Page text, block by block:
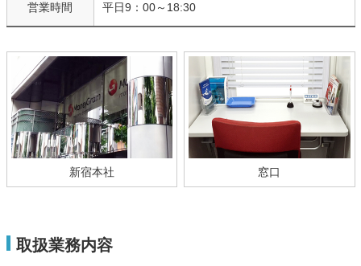
営業時間 平日9：00～18:30
新宿本社 窓口
取扱業務内容